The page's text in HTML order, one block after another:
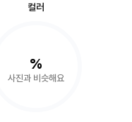
컬러
%
사진과 비슷해요